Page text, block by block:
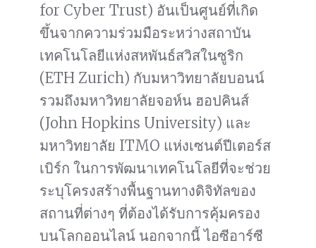
for Cyber Trust) อันเป็นศูนย์ที่เกิด
ขึ้นจากความร่วมมือระหว่างสถาบัน
เทคโนโลยีแห่งสหพันธ์สวิสในซูริก
(ETH Zurich) กับมหาวิทยาลัยบอนน์
รวมถึงมหาวิทยาลัยจอห์น ฮอปคินส์
(John Hopkins University) และ
มหาวิทยาลัย ITMO แห่งเซนต์ปีเตอร์ส
เบิร์ก ในการพัฒนาเทคโนโลยีที่จะช่วย
ระบุโครงสร้างพื้นฐานทางดิจิทัลของ
สถานที่ต่างๆ ที่ต้องได้รับการคุ้มครอง
บนโลกออนไลน์ นอกจากนี้ ไอซีอาร์ซี